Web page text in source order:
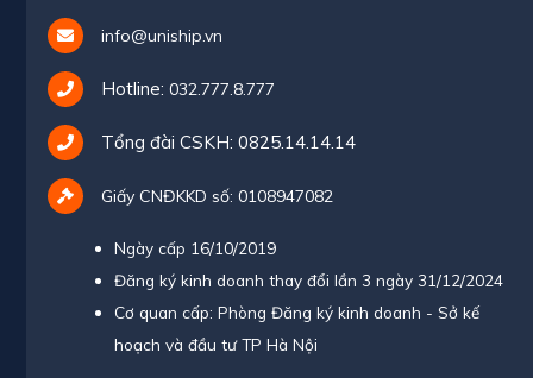
info@uniship.vn
Hotline: 032.777.8.777
Tổng đài CSKH: 0825.14.14.14
Giấy CNĐKKD số: 0108947082
Ngày cấp 16/10/2019
Đăng ký kinh doanh thay đổi lần 3 ngày 31/12/2024
Cơ quan cấp: Phòng Đăng ký kinh doanh - Sở kế
hoạch và đầu tư TP Hà Nội